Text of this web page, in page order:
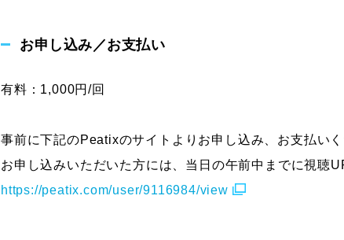
お申し込み／お支払い
有料：1,000円/回
事前に下記のPeatixのサイトよりお申し込み、お支払いく
お申し込みいただいた方には、当日の午前中までに視聴
https://peatix.com/user/9116984/view